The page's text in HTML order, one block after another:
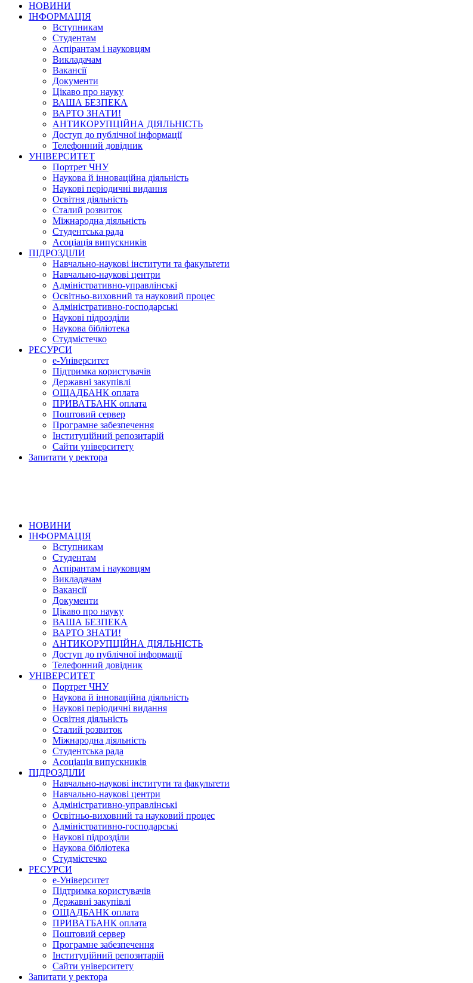
НОВИНИ
ІНФОРМАЦІЯ
Вступникам
Студентам
Аспірантам і науковцям
Викладачам
Вакансії
Документи
Цікаво про науку
ВАША БЕЗПЕКА
ВАРТО ЗНАТИ!
АНТИКОРУПЦІЙНА ДІЯЛЬНІСТЬ
Доступ до публічної інформації
Телефонний довідник
УНІВЕРСИТЕТ
Портрет ЧНУ
Наукова й інноваційна діяльність
Наукові періодичні видання
Освітня діяльність
Сталий розвиток
Міжнародна діяльність
Студентська рада
Асоціація випускників
ПІДРОЗДІЛИ
Навчально-наукові інститути та факультети
Навчально-наукові центри
Адміністративно-управлінські
Освітньо-виховний та науковий процес
Адміністративно-господарські
Наукові підрозділи
Наукова бібліотека
Студмістечко
РЕСУРСИ
е-Університет
Підтримка користувачів
Державні закупівлі
ОЩАДБАНК оплата
ПРИВАТБАНК оплата
Поштовий сервер
Програмне забезпечення
Інституційний репозитарій
Сайти університету
Запитати у ректора
НОВИНИ
ІНФОРМАЦІЯ
Вступникам
Студентам
Аспірантам і науковцям
Викладачам
Вакансії
Документи
Цікаво про науку
ВАША БЕЗПЕКА
ВАРТО ЗНАТИ!
АНТИКОРУПЦІЙНА ДІЯЛЬНІСТЬ
Доступ до публічної інформації
Телефонний довідник
УНІВЕРСИТЕТ
Портрет ЧНУ
Наукова й інноваційна діяльність
Наукові періодичні видання
Освітня діяльність
Сталий розвиток
Міжнародна діяльність
Студентська рада
Асоціація випускників
ПІДРОЗДІЛИ
Навчально-наукові інститути та факультети
Навчально-наукові центри
Адміністративно-управлінські
Освітньо-виховний та науковий процес
Адміністративно-господарські
Наукові підрозділи
Наукова бібліотека
Студмістечко
РЕСУРСИ
е-Університет
Підтримка користувачів
Державні закупівлі
ОЩАДБАНК оплата
ПРИВАТБАНК оплата
Поштовий сервер
Програмне забезпечення
Інституційний репозитарій
Сайти університету
Запитати у ректора